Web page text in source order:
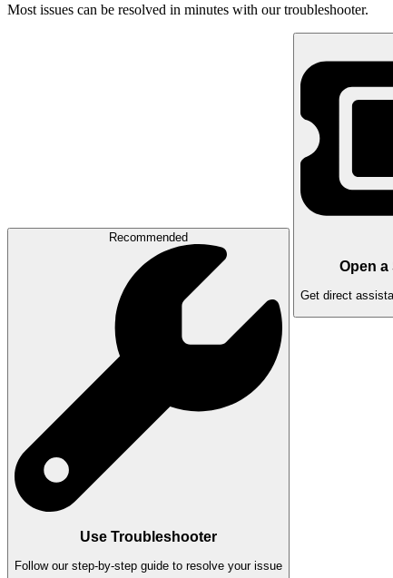
Most issues can be resolved in minutes with our troubleshooter.
Recommended
Use Troubleshooter
Follow our step-by-step guide to resolve your issue
Open
Get direct